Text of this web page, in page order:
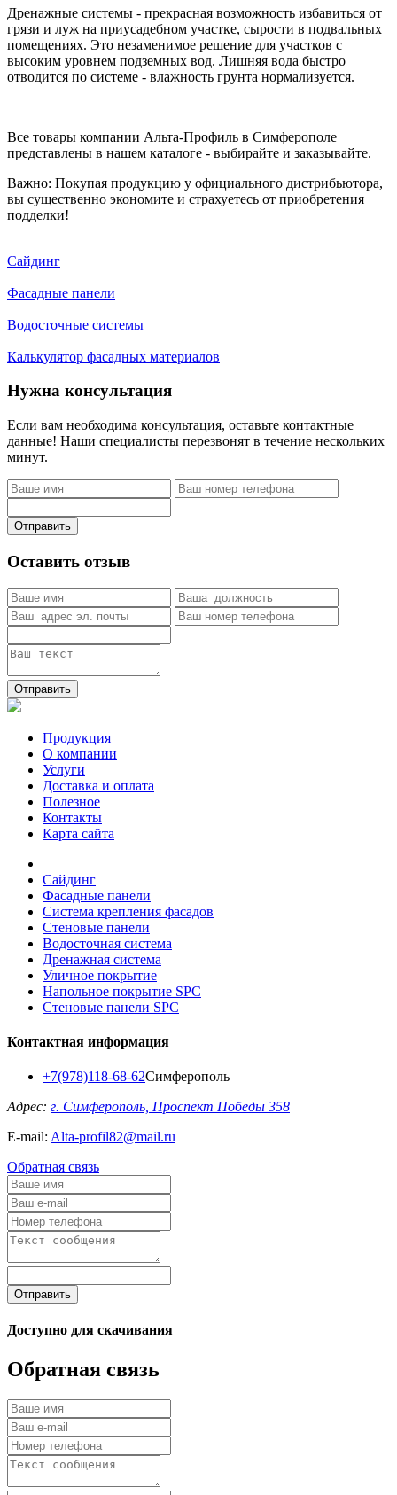
Дренажные системы - прекрасная возможность избавиться от
грязи и луж на приусадебном участке, сырости в подвальных
помещениях. Это незаменимое решение для участков с
высоким уровнем подземных вод. Лишняя вода быстро
отводится по системе - влажность грунта нормализуется.
Все товары компании Альта-Профиль в Симферополе
представлены в нашем каталоге - выбирайте и заказывайте.
Важно: Покупая продукцию у официального дистрибьютора,
вы существенно экономите и страхуетесь от приобретения
подделки!
Сайдинг
Фасадные панели
Водосточные системы
Калькулятор фасадных материалов
Нужна консультация
Если вам необходима консультация, оставьте контактные
данные! Наши специалисты перезвонят в течение нескольких
минут.
Отправить
Оставить отзыв
Отправить
Продукция
О компании
Услуги
Доставка и оплата
Полезное
Контакты
Карта сайта
Сайдинг
Фасадные панели
Система крепления фасадов
Стеновые панели
Водосточная система
Дренажная система
Уличное покрытие
Напольное покрытие SPC
Стеновые панели SPC
Контактная информация
+7(978)118-68-62Симферополь
Адрес: г. Симферополь, Проспект Победы 358
E-mail: Alta-profil82@mail.ru
Обратная связь
Отправить
Доступно для скачивания
Обратная связь